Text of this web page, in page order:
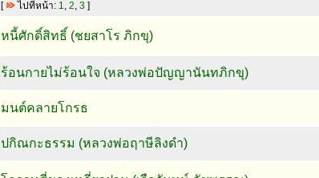
[ ไปที่หน้า: 1, 2, 3 ]
หนี้ศักดิ์สิทธิ์ (ชยสาโร ภิกขุ)
ร้อนกายไม่ร้อนใจ (หลวงพ่อปัญญานันทภิกขุ)
มนต์คลายโกรธ
ปกิณกะธรรม (หลวงพ่อฤาษีลิงดำ)